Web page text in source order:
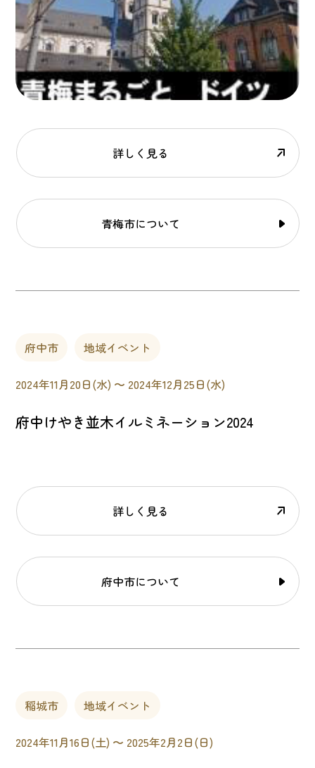
詳しく見る
青梅市について
府中市 地域イベント
2024年11月20日(水) 〜 2024年12月25日(水)
府中けやき並木イルミネーション2024
詳しく見る
府中市について
稲城市 地域イベント
2024年11月16日(土) 〜 2025年2月2日(日)